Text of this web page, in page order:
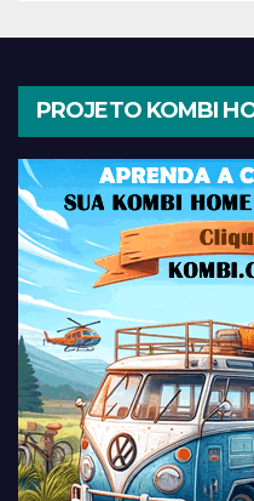
PROJETO KOMBI